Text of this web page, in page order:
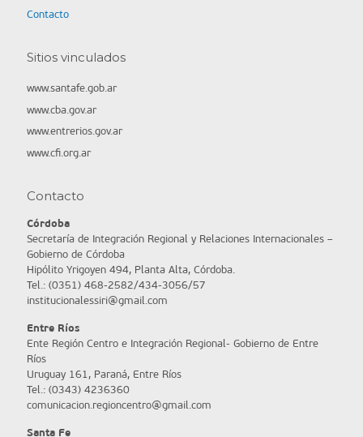
Contacto
Sitios vinculados
www.santafe.gob.ar
www.cba.gov.ar
www.entrerios.gov.ar
www.cfi.org.ar
Contacto
Córdoba
Secretaría de Integración Regional y Relaciones Internacionales –
Gobierno de Córdoba
Hipólito Yrigoyen 494, Planta Alta, Córdoba.
Tel.: (0351) 468-2582/434-3056/57
institucionalessiri@gmail.com
Entre Ríos
Ente Región Centro e Integración Regional- Gobierno de Entre
Ríos
Uruguay 161, Paraná, Entre Ríos
Tel.: (0343) 4236360
comunicacion.regioncentro@gmail.com
Santa Fe